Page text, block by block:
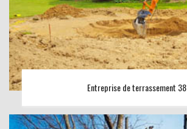
Entreprise de terrassement 38